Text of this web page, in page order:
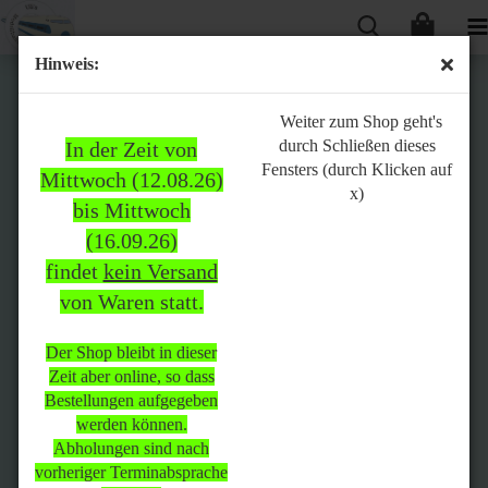
Hinweis:
In der Zeit von
Mittwoch (12.08.26)
bis Mittwoch
(16.09.26)
findet kein Versand
von Waren statt.
Der Shop bleibt in dieser
Zeit aber online, so dass
Bestellungen aufgegeben
werden können.
Abholungen sind nach
vorheriger Terminabsprache
Weiter zum Shop geht's
durch Schließen dieses
Fensters (durch Klicken auf
x)
Bitte
beachten:
In der Zeit von Mittwoch
(12.08.26) bis Mittwoch
(16.09.26)
statt.
Der Shop bleibt in dieser Zeit
aber online, so dass
Bestellungen aufgegeben
werden können.